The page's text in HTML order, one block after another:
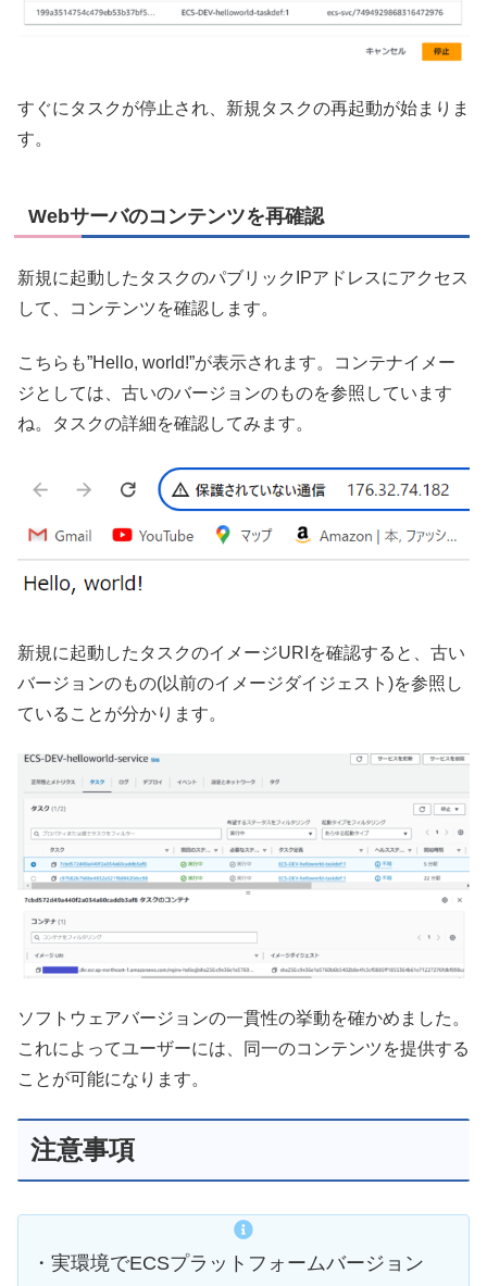
すぐにタスクが停止され、新規タスクの再起動が始まりま
す。
Webサーバのコンテンツを再確認
新規に起動したタスクのパブリックIPアドレスにアクセス
して、コンテンツを確認します。
こちらも”Hello, world!”が表示されます。コンテナイメー
ジとしては、古いのバージョンのものを参照しています
ね。タスクの詳細を確認してみます。
新規に起動したタスクのイメージURIを確認すると、古い
バージョンのもの(以前のイメージダイジェスト)を参照し
ていることが分かります。
ソフトウェアバージョンの一貫性の挙動を確かめました。
これによってユーザーには、同一のコンテンツを提供する
ことが可能になります。
注意事項
・実環境でECSプラットフォームバージョン